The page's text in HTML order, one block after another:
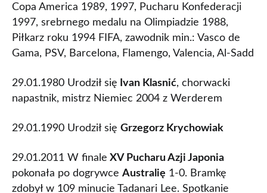
Copa America 1989, 1997, Pucharu Konfederacji
1997, srebrnego medalu na Olimpiadzie 1988,
Piłkarz roku 1994 FIFA, zawodnik min.: Vasco de
Gama, PSV, Barcelona, Flamengo, Valencia, Al-Sadd
29.01.1980 Urodził się Ivan Klasnić, chorwacki
napastnik, mistrz Niemiec 2004 z Werderem
29.01.1990 Urodził się Grzegorz Krychowiak
29.01.2011 W finale XV Pucharu Azji Japonia
pokonała po dogrywce Australię 1-0. Bramkę
zdobył w 109 minucie Tadanari Lee. Spotkanie